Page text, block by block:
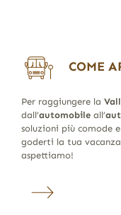
COME
Per raggiungere la
dall’automobileall’
soluzioni più comode
goderti la tua
aspettiamo!